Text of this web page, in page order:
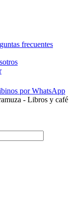
frecuentes
por WhatsApp
- Libros y café